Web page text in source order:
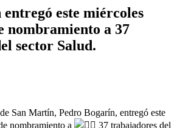
este miércoles
nombramiento a 37
sector Salud.
San Martín, Pedro Bogarín, entregó este
nombramiento a
37 trabajadores del